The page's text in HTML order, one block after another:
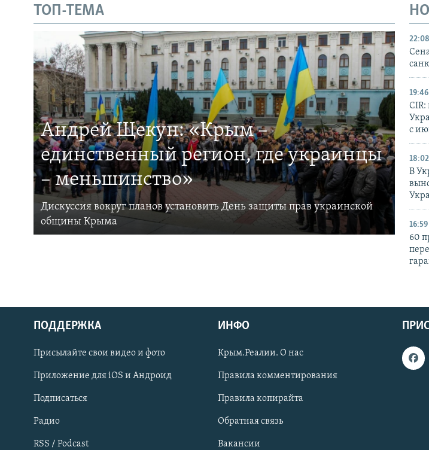
Українською
Qırımtatar
ПРИСОЕДИНЯЙТЕСЬ!
ТОП-ТЕМА
Андрей Щекун: «Крым –
единственный регион, где украинцы
– меньшинство»
Дискуссия вокруг планов установить День защиты прав украинской
общины Крыма
22:08
19:46
CIR:
с
18:02
В
16:59
60
ПОДДЕРЖКА
Присылайте свои видео и фото
Приложение для iOS и Андроид
Подписаться
Радио
RSS / Podcast
ИНФО
Крым.Реалии. О нас
Правила комментирования
Правила копирайта
Обратная связь
Вакансии